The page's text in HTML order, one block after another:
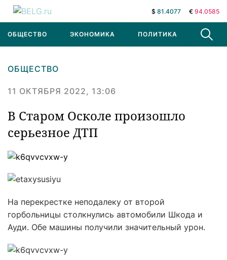
$ 81.4077 € 94.0585
ОБЩЕСТВО ЭКОНОМИКА ПОЛИТИКА В МИРЕ
ОБЩЕСТВО
11 ОКТЯБРЯ 2022, 13:06
В Старом Осколе произошло
серьезное ДТП
На перекрестке неподалеку от второй
горбольницы столкнулись автомобили Шкода и
Ауди. Обе машины получили значительный урон.